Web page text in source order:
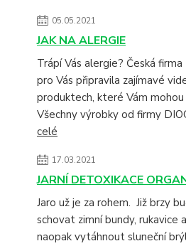
05.05.2021
JAK NA ALERGIE
Trápí Vás alergie? Česká firma
pro Vás připravila zajímavé
produktech, které Vám
Všechny výrobky od firmy
celé
17.03.2021
JARNÍ DETOXIKACE
Jaro už je za rohem. Již brzy
schovat zimní bundy, rukavice
naopak vytáhnout sluneční